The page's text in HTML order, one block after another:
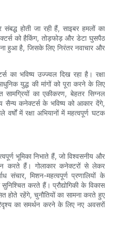
होती जा रही हैं, साइबर हमलों का
को हैकिंग, तोड़फोड़ और डेटा घुसपैठ
हुआ है, जिसके लिए निरंतर नवाचार और
का भविष्य उज्ज्वल दिख रहा है। रक्षा
युद्ध की मांगों को पूरा करने के लिए
सामग्रियों का एकीकरण, बेहतर सिग्नल
सैन्य कनेक्टर्स के भविष्य को आकार देंगे,
में रक्षा अभियानों में महत्वपूर्ण घटक
भूमिका निभाते हैं, जो विश्वसनीय और
करते हैं। गोलाकार कनेक्टरों से लेकर
संचार, मिशन-महत्वपूर्ण प्रणालियों के
करते हैं। प्रौद्योगिकी के विकास
होते रहेंगे, चुनौतियों का सामना करते हुए
का समर्थन करने के लिए नए अवसरों